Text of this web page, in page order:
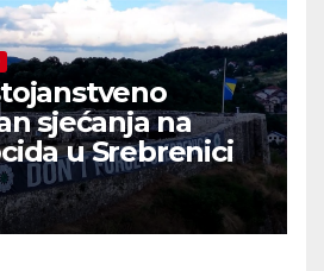
sjećanja na
u Srebrenici